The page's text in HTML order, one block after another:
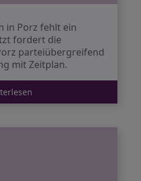
in Porz fehlt ein
fordert die
parteiübergreifend
mit Zeitplan.